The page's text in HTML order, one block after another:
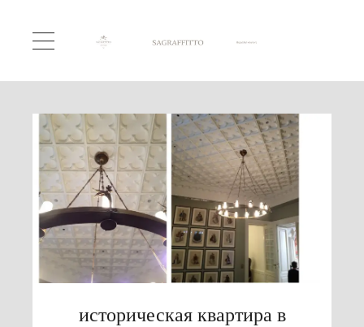
историческая квартира в